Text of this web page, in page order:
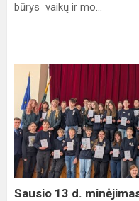
būrys vaikų ir mo...
Sausio
13
d.
minėjimas
Kintų
pagrindinėje
mokykloje
Sausio 13 d.